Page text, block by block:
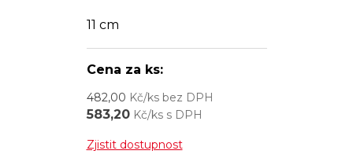
11 cm
Cena za ks:
482,00 Kč/ks bez DPH
583,20Kč/ks s DPH
Zjistit dostupnost